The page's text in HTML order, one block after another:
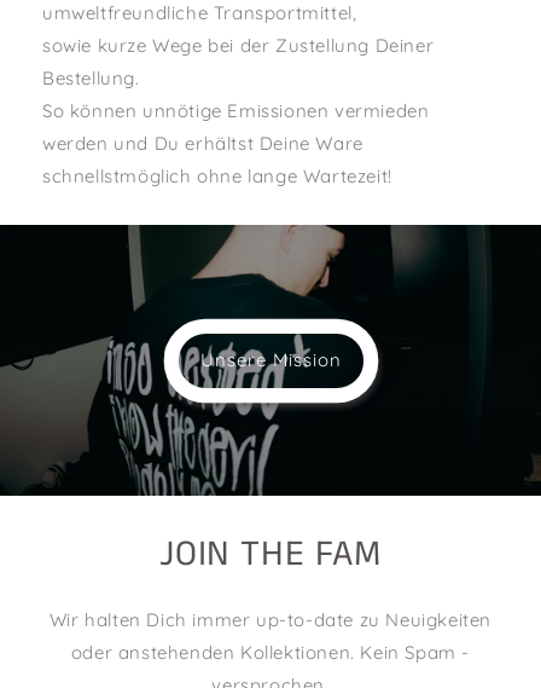
umweltfreundliche Transportmittel,
sowie kurze Wege bei der Zustellung Deiner
Bestellung.
So können unnötige Emissionen vermieden
werden und Du erhältst Deine Ware
schnellstmöglich ohne lange Wartezeit!
Unsere Mission
JOIN THE FAM
Wir halten Dich immer up-to-date zu Neuigkeiten
oder anstehenden Kollektionen. Kein Spam -